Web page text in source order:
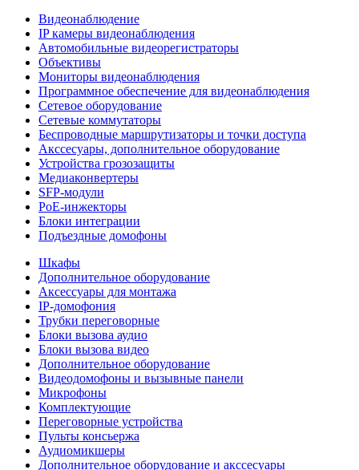
Видеонаблюдение
IP камеры видеонаблюдения
Автомобильные видеорегистраторы
Объективы
Мониторы видеонаблюдения
Программное обеспечение для видеонаблюдения
Сетевое оборудование
Сетевые коммутаторы
Беспроводные маршрутизаторы и точки доступа
Акссесуары, дополнительное оборудование
Устройства грозозащиты
Медиаконвертеры
SFP-модули
РоЕ-инжекторы
Блоки интеграции
Подъездные домофоны
Шкафы
Дополнительное оборудование
Аксессуары для монтажа
IP-домофония
Трубки переговорные
Блоки вызова аудио
Блоки вызова видео
Дополнительное оборудование
Видеодомофоны и вызывные панели
Микрофоны
Комплектующие
Переговорные устройства
Пульты консьержа
Аудиомикшеры
Дополнительное оборудование и акссесуары